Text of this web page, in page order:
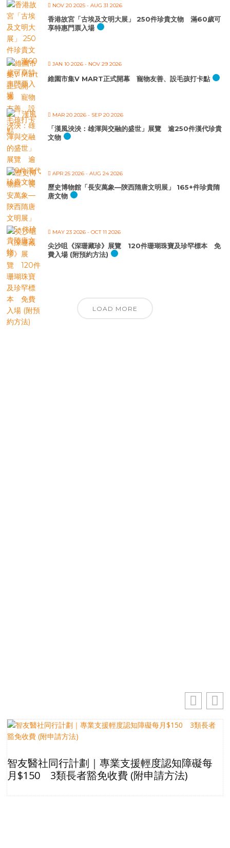
NOV 20 2025 - AUG 31 2026
香港故宮「古埃及文明大展」 250件珍貴文物 滿60歲可
享特惠門票入場
JAN 10 2026 - NOV 29 2026
維園市集V MART正式開幕 寵物友善、設毛孩打卡點
MAR 20 2026 - SEP 20 2026
「漢風泱泱：雄渾與交融的盛世」展覽 逾250件漢代珍貴
文物
APR 25 2026 - AUG 24 2026
歷史博物館「長安萬象—陝西隋唐文明展」 165+件珍貴隋
唐文物
MAY 23 2026 - OCT 11 2026
尖沙咀《深珊藏珍》展覽 120件珊瑚珠寶及珍罕標本 免
費入場 (附預約方法)
LOAD MORE
智友醫社同行計劃｜專業支援輕度認知障礙每
月$150 3類長者豁免收費 (附申請方法)